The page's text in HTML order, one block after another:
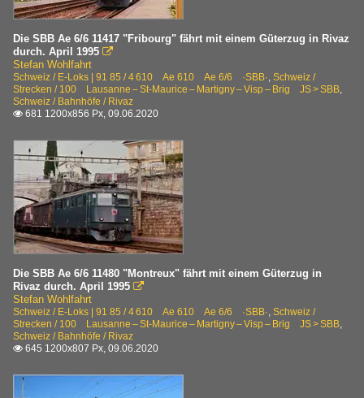
Die SBB Ae 6/6 11417 "Fribourg" fährt mit einem Güterzug in Rivaz
durch. April 1995 
Stefan Wohlfahrt
Schweiz / E-Loks | 91 85 / 4 610 Ae 610 Ae 6/6 ·SBB·, Schweiz /
Strecken / 100 Lausanne – St-Maurice – Martigny – Visp – Brig JS > SBB,
Schweiz / Bahnhöfe / Rivaz
 681 1200x856 Px, 09.06.2020
Die SBB Ae 6/6 11480 "Montreux" fährt mit einem Güterzug in
Rivaz durch. April 1995 
Stefan Wohlfahrt
Schweiz / E-Loks | 91 85 / 4 610 Ae 610 Ae 6/6 ·SBB·, Schweiz /
Strecken / 100 Lausanne – St-Maurice – Martigny – Visp – Brig JS > SBB,
Schweiz / Bahnhöfe / Rivaz
 645 1200x807 Px, 09.06.2020